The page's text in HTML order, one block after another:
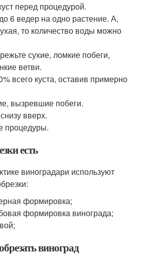
перед процедурой.
6 ведер на одно растение. А,
то количество воды можно
сухие, ломкие побеги,
ветви.
всего куста, оставив примерно
вызревшие побеги.
вверх.
процедуры.
есть
виноградари используют
формировка;
формировка винограда;
виноград